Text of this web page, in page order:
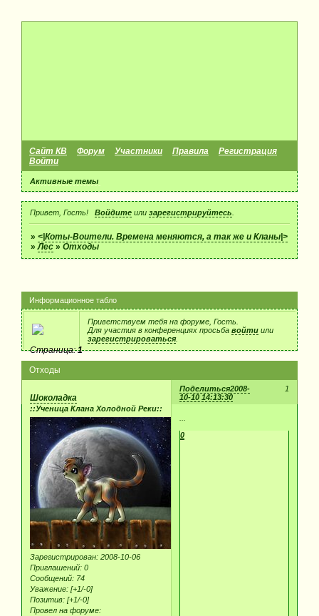
Сайт КВ Форум Участники Правила
Регистрация
Войти
Активные темы
Привет, Гость! Войдитеили зарегистрируйтесь
»<|Коты-Воители. Времена меняются, а так же и Кланы|>
»Лес »Отходы
Информационное табло
Приветствуем тебя на форуме, Гость.
Для участия в конференциях просьба войти или
зарегистрироваться.
Отходы
Страница:1
Поделиться 1
2008-
10-10 14:13:30
Шоколадка
::Ученица Клана Холодной Реки::
Зарегистрирован: 2008-10-06
Приглашений: 0
Сообщений: 74
Уважение: [+1/-0]
Позитив: [+1/-0]
Провел на форуме:
0